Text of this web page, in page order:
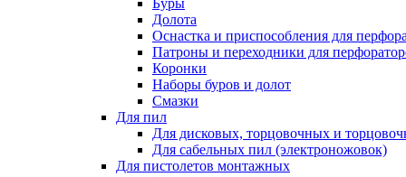
Буры
Долота
Оснастка и приспособления для
Патроны и переходники для
Коронки
Наборы буров и долот
Смазки
Для пил
Для дисковых, торцовочных и
Для сабельных пил (электроножовок)
Для пистолетов монтажных